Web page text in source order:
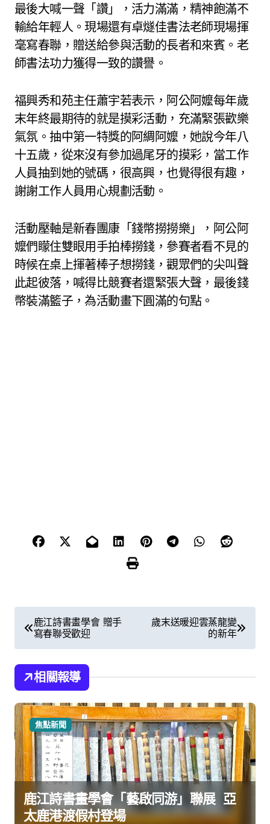
最後大喊一聲「讚」，活力滿滿，精神飽滿不
輸給年輕人。現場還有卓燧佳書法老師現場揮
毫寫春聯，贈送給參與活動的長者和來賓。老
師書法功力獲得一致的讚譽。
福興秀和苑主任蕭宇若表示，阿公阿嬤每年歲
末年終最期待的就是摸彩活動，充滿緊張歡樂
氣氛。抽中第一特獎的阿綢阿嬤，她說今年八
十五歲，從來沒有參加過尾牙的摸彩，當工作
人員抽到她的號碼，很高興，也覺得很有趣，
謝謝工作人員用心規劃活動。
活動壓軸是新春團康「錢幣撈撈樂」，阿公阿
嬤們矇住雙眼用手拍棒撈錢，參賽者看不見的
時候在桌上揮著棒子想撈錢，觀眾們的尖叫聲
此起彼落，喊得比競賽者還緊張大聲，最後錢
幣裝滿籃子，為活動畫下圓滿的句點。
文
章
導
覽
鹿江詩書畫學會 贈手
寫春聯受歡迎
歲末送暖迎雲蒸龍變
的新年
相關報導
焦點新聞
鹿江詩書畫學會「藝啟同游」聯展 亞
太鹿港渡假村登場